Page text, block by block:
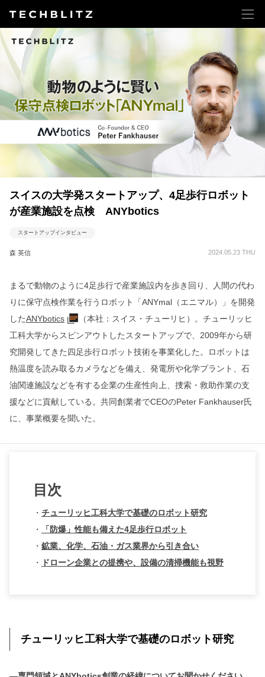
スイスの大学発スタートアップ、4足歩行ロボット
が産業施設を点検 ANYbotics
スタートアップインタビュー
森 英信 2024.05.23 THU
まるで動物のように4足歩行で産業施設内を歩き回り、人間の代わ
りに保守点検作業を行うロボット「ANYmal（エニマル）」を開発
したANYbotics
（本社：スイス・チューリヒ）。チューリッヒ
工科大学からスピンアウトしたスタートアップで、2009年から研
究開発してきた四足歩行ロボット技術を事業化した。ロボットは
熱温度を読み取るカメラなどを備え、発電所や化学プラント、石
油関連施設などを有する企業の生産性向上、捜索・救助作業の支
援などに貢献している。共同創業者でCEOのPeter Fankhauser氏
に、事業概要を聞いた。
目次
・ チューリッヒ工科大学で基礎のロボット研究
・
「防爆」性能も備えた4足歩行ロボット
・ 鉱業、化学、石油・ガス業界から引き合い
・
ドローン企業との提携や、設備の清掃機能も視野
チューリッヒ工科大学で基礎のロボット研究